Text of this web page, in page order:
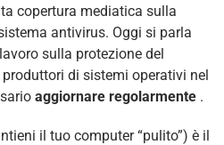
copertura mediatica sulla
antivirus. Oggi si parla
sulla protezione del
di sistemi operativi nel
aggiornare regolarmente .
il tuo computer “pulito”) è il